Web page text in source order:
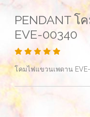
PENDANT
EVE-00340
โคมไฟแขวนเพดาน